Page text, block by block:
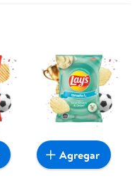
Agregar